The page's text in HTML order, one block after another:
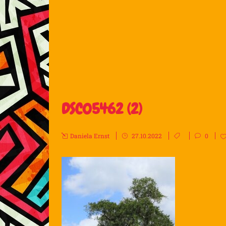
DSC05462 (2)
Daniela Ernst 27.10.2022 0